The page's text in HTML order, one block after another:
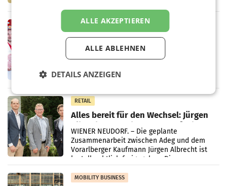
„Kreislauf-Helden“ in allen österreichischen
Müller-Filialen
RETAIL
Penny modernisiert zwei Filialen in
Ober- und Niederösterreich
WIENER NEUDORF. – Im Rahmen einer
erneuert Penny zwei Filialen in Nieder- und
in Haag sowie im rund
RETAIL
Alles bereit für den Wechsel: Jürgen
Albrecht setzt ab 1.1.2027 auf Adeg
WIENER NEUDORF. – Die geplante
Zusammenarbeit zwischen Adeg und dem
Vorarlberger Kaufmann Jürgen Albrecht ist
kartellrechtlich freigegeben: Die
Bundeswettbewerbsbehörde und der
Bundeskartellanwalt
MOBILITY BUSINESS
ALLE AKZEPTIEREN
ALLE ABLEHNEN
DETAILS ANZEIGEN